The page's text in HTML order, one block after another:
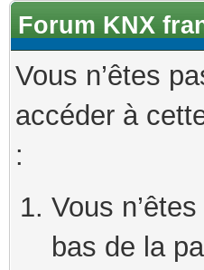
Forum KNX
Vous n’êtes
accéder à
:
Vous
bas de la